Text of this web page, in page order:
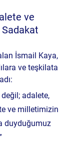
ve
İsmail Kaya,
ve teşkilata
adalete,
ve milletimizin
duyduğumuz